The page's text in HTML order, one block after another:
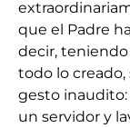
que el Padre
decir,
todo lo
gesto inaudito:
un servidor y